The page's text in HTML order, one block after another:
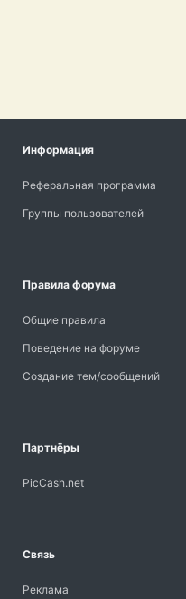
Информация
Реферальная программа
Группы пользователей
Правила форума
Общие правила
Поведение на форуме
Создание тем/сообщений
Партнёры
PicCash.net
Связь
Реклама